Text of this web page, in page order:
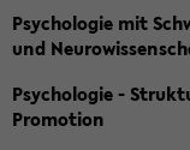
Psychologie mit
und
Psychologie -
Promotion